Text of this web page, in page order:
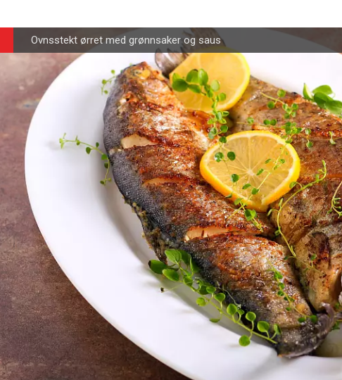
Ovnsstekt ørret med grønnsaker og saus